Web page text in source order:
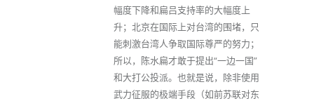
幅度下降和扁吕支持率的大幅度上
升；北京在国际上对台湾的围堵，只
能刺激台湾人争取国际尊严的努力；
所以，陈水扁才敢于提出“一边一国”
和大打公投派。也就是说，除非使用
武力征服的极端手段（如前苏联对东